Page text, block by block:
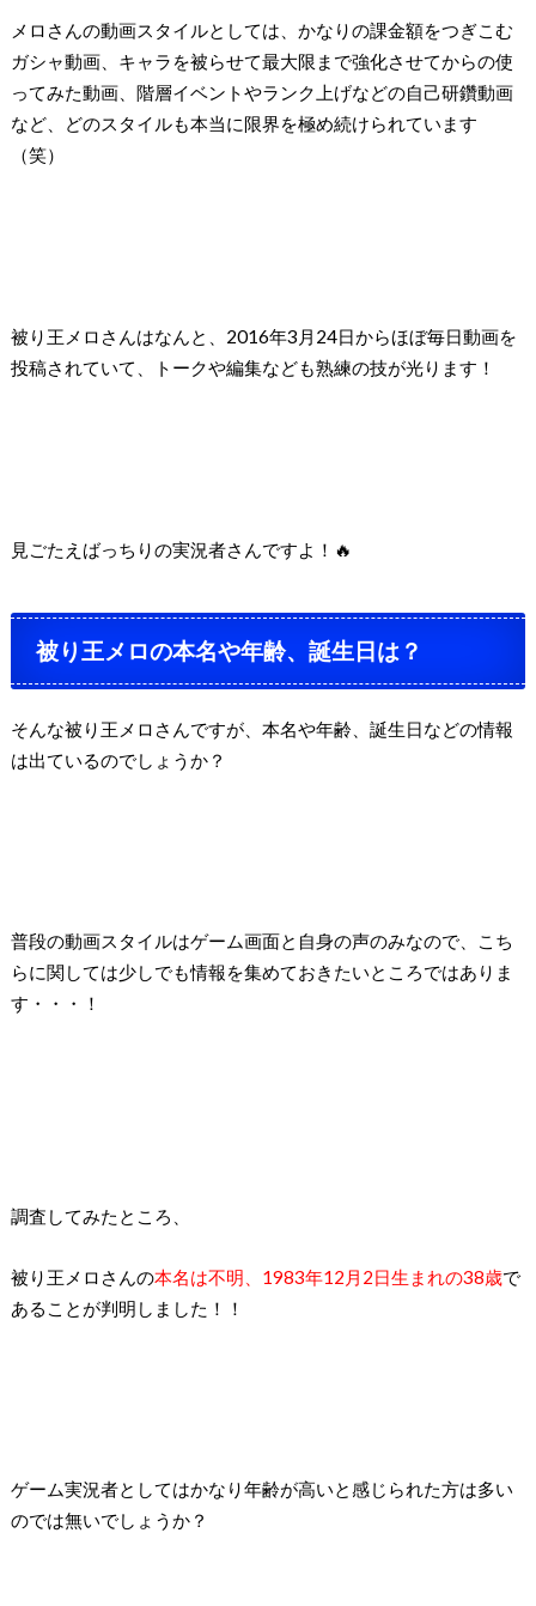
メロさんの動画スタイルとしては、かなりの課金額をつぎこむ
ガシャ動画、キャラを被らせて最大限まで強化させてからの使
ってみた動画、階層イベントやランク上げなどの自己研鑽動画
など、
どのスタイルも本当に限界を極め続けられています
（笑）
被り王メロさんはなんと、 2016年3 月 24日からほぼ毎日動画を
投稿されていて、トークや編集なども熟練の技が光ります！
見ごたえばっちりの実況者さんですよ！ 🔥
被り王メロの本名や年齢、誕生日は？
そんな被り王メロさんですが、本名や年齢、誕生日などの情報
は出ているのでしょうか？
普段の動画スタイルはゲーム画面と自身の声のみなので、
こち
らに関しては少しでも情報を集めておきたいところではありま
す・・・！
調査してみたところ、
被り王メロさんの本名は不明、 1983年12 月 2日生まれの38歳で
あることが判明しました！！
ゲーム実況者としてはかなり年齢が高いと感じられた方は多い
のでは無いでしょうか？